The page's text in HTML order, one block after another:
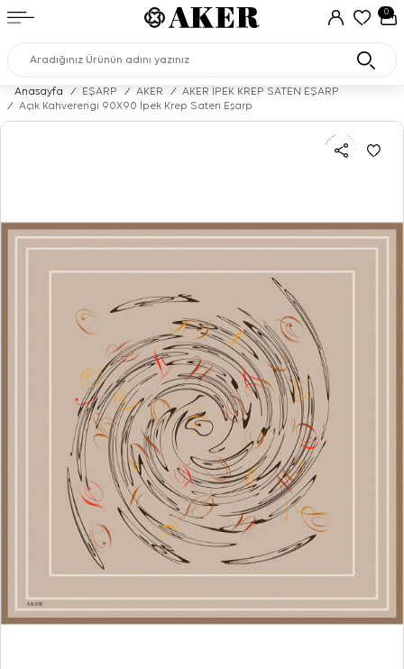
0
Anasayfa / EŞARP / AKER /
AKER İPEK KREP SATEN EŞARP
/
Açık Kahverengi 90X90 İpek Krep Saten Eşarp